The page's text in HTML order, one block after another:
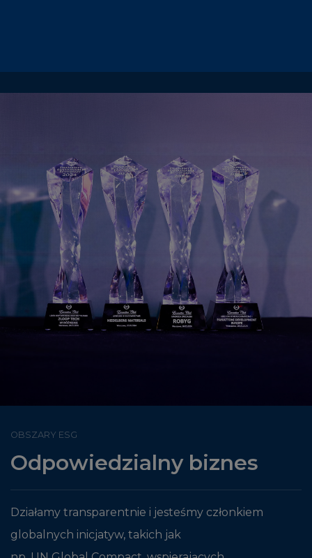
OBSZARY ESG
Odpowiedzialny biznes
Działamy transparentnie i jesteśmy członkiem
globalnych inicjatyw, takich jak